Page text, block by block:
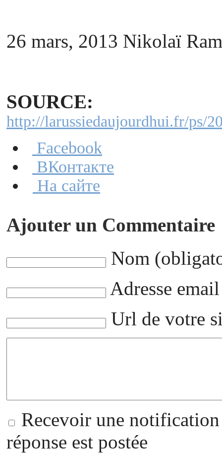
26 mars, 2013 Nikolaï
SOURCE:
http://larussiedaujourdhui.fr/ps/
Facebook
ВКонтакте
На сайте
Ajouter un Commentaire
Nom
Adresse
Url de votre
Recevoir une
réponse est postée